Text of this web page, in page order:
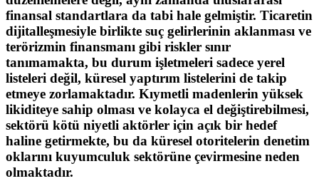
finansal standartlara da tabi hale gelmiştir. Ticaretin
dijitalleşmesiyle birlikte suç gelirlerinin aklanması ve
terörizmin finansmanı gibi riskler sınır
tanımamakta, bu durum işletmeleri sadece yerel
listeleri değil, küresel yaptırım listelerini de takip
etmeye zorlamaktadır. Kıymetli madenlerin yüksek
likiditeye sahip olması ve kolayca el değiştirebilmesi,
sektörü kötü niyetli aktörler için açık bir hedef
haline getirmekte, bu da küresel otoritelerin denetim
oklarını kuyumculuk sektörüne çevirmesine neden
olmaktadır.